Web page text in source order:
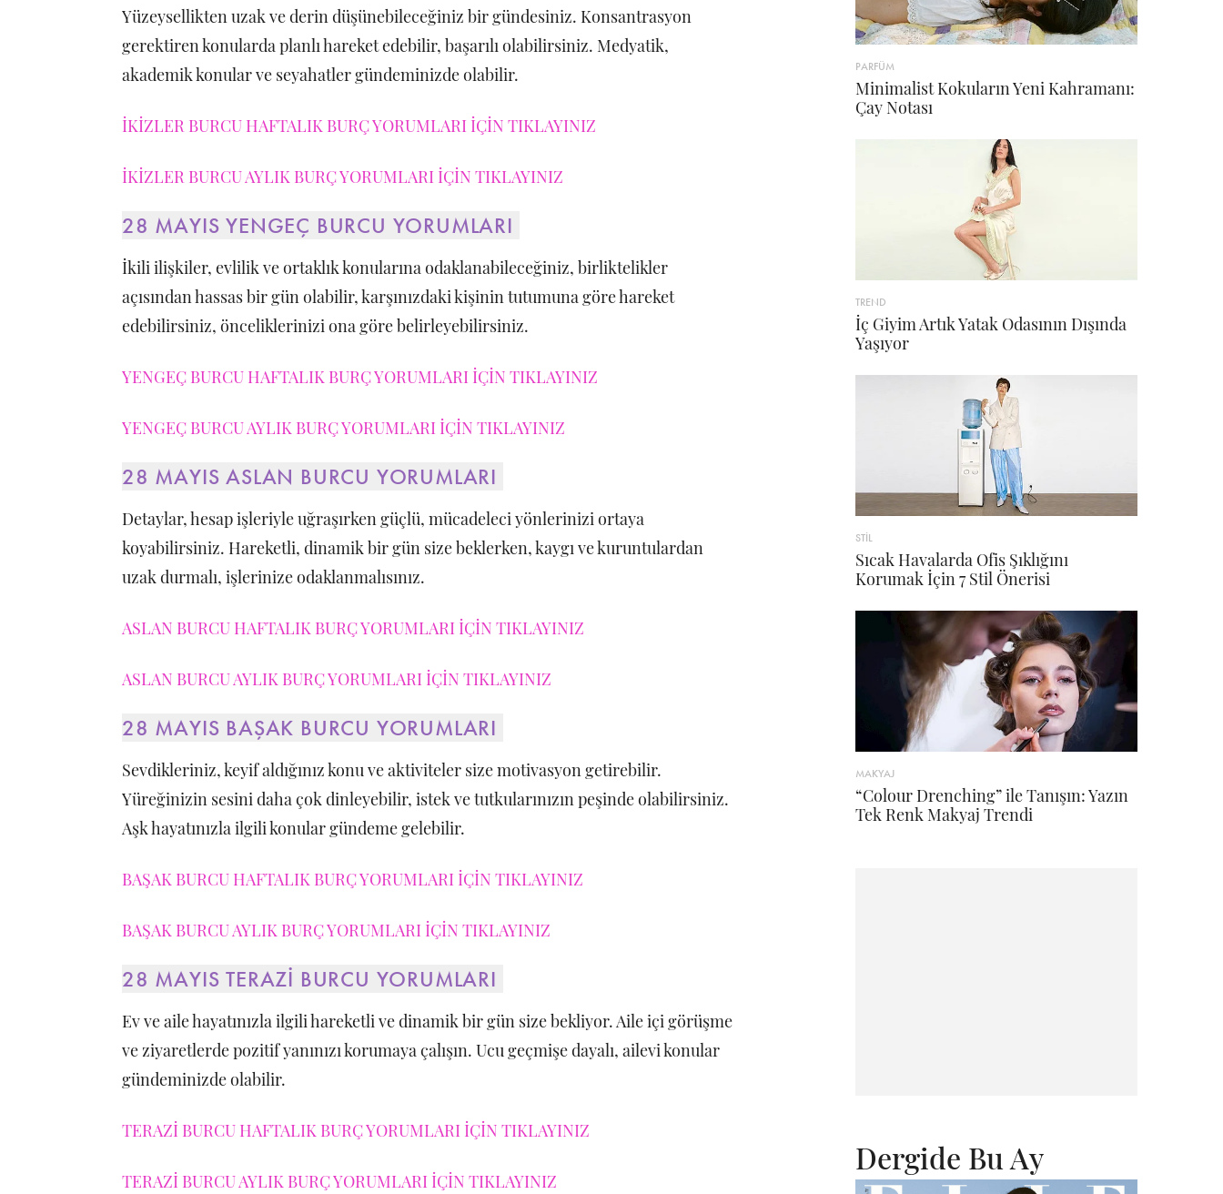
Yüzeysellikten uzak ve derin düşünebileceğiniz bir gündesiniz. Konsantrasyon
gerektiren konularda planlı hareket edebilir, başarılı olabilirsiniz. Medyatik,
akademik konular ve seyahatler gündeminizde olabilir.
İKİZLER BURCU HAFTALIK BURÇ YORUMLARI İÇİN TIKLAYINIZ
İKİZLER BURCU AYLIK BURÇ YORUMLARI İÇİN TIKLAYINIZ
28 MAYIS YENGEÇ BURCU YORUMLARI
İkili ilişkiler, evlilik ve ortaklık konularına odaklanabileceğiniz, birliktelikler
açısından hassas bir gün olabilir, karşınızdaki kişinin tutumuna göre hareket
edebilirsiniz, önceliklerinizi ona göre belirleyebilirsiniz.
YENGEÇ BURCU HAFTALIK BURÇ YORUMLARI İÇİN TIKLAYINIZ
YENGEÇ BURCU AYLIK BURÇ YORUMLARI İÇİN TIKLAYINIZ
28 MAYIS ASLAN BURCU YORUMLARI
Detaylar, hesap işleriyle uğraşırken güçlü, mücadeleci yönlerinizi ortaya
koyabilirsiniz. Hareketli, dinamik bir gün size beklerken, kaygı ve kuruntulardan
uzak durmalı, işlerinize odaklanmalısınız.
ASLAN BURCU HAFTALIK BURÇ YORUMLARI İÇİN TIKLAYINIZ
ASLAN BURCU AYLIK BURÇ YORUMLARI İÇİN TIKLAYINIZ
28 MAYIS BAŞAK BURCU YORUMLARI
Sevdikleriniz, keyif aldığınız konu ve aktiviteler size motivasyon getirebilir.
Yüreğinizin sesini daha çok dinleyebilir, istek ve tutkularınızın peşinde olabilirsiniz.
Aşk hayatınızla ilgili konular gündeme gelebilir.
BAŞAK BURCU HAFTALIK BURÇ YORUMLARI İÇİN TIKLAYINIZ
BAŞAK BURCU AYLIK BURÇ YORUMLARI İÇİN TIKLAYINIZ
28 MAYIS TERAZİ BURCU YORUMLARI
Ev ve aile hayatınızla ilgili hareketli ve dinamik bir gün size bekliyor. Aile içi görüşme
ve ziyaretlerde pozitif yanınızı korumaya çalışın. Ucu geçmişe dayalı, ailevi konular
gündeminizde olabilir.
TERAZİ BURCU HAFTALIK BURÇ YORUMLARI İÇİN TIKLAYINIZ
TERAZİ BURCU AYLIK BURÇ YORUMLARI İÇİN TIKLAYINIZ
PARFÜM
Minimalist Kokuların Yeni Kahramanı:
Çay Notası
TREND
İç Giyim Artık Yatak Odasının Dışında
Yaşıyor
STİL
Sıcak Havalarda Ofis Şıklığını
Korumak İçin 7 Stil Önerisi
MAKYAJ
“Colour Drenching” ile Tanışın: Yazın
Tek Renk Makyaj Trendi
Dergide Bu Ay